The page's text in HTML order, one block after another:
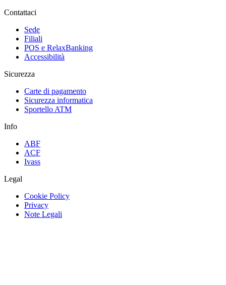
Contattaci
Sede
Filiali
POS e RelaxBanking
Accessibilità
Sicurezza
Carte di pagamento
Sicurezza informatica
Sportello ATM
Info
ABF
ACF
Ivass
Legal
Cookie Policy
Privacy
Note Legali